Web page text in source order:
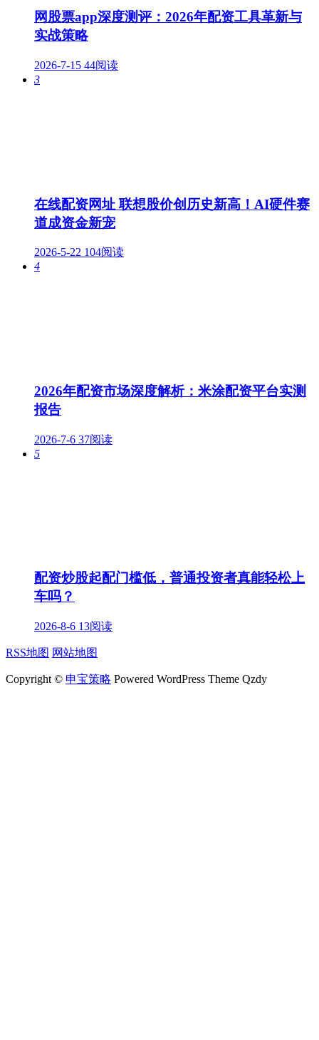
网股票app深度测评：2026年配资工具革新与
实战策略
2026-7-15 44阅读
3
在线配资网址 联想股价创历史新高！AI硬件赛
道成资金新宠
2026-5-22 104阅读
4
2026年配资市场深度解析：米涂配资平台实测
报告
2026-7-6 37阅读
5
配资炒股起配门槛低，普通投资者真能轻松上
车吗？
2026-8-6 13阅读
RSS地图 网站地图
Copyright © 申宝策略 Powered WordPress Theme Qzdy